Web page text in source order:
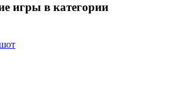
игры в категории